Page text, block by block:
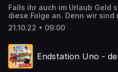
Falls ihr auch im Urlaub Geld
diese Folge an. Denn wir
auch Sparfüchse. Wir haben
kostenlosen Erlebnisse auf
Hosted on Acast. See
information.
21.10.22 • 09:00
Endstation Uno -